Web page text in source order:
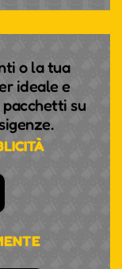
o la tua
ideale e
su